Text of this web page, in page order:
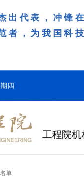
出代表，冲锋
者，为我国科
四
工程院机
单